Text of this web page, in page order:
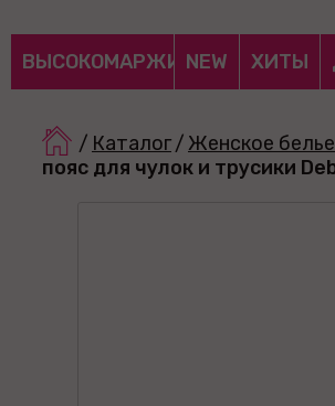
ВЫСОКОМАРЖИНАЛЬНЫЕ
NEW ХИТЫ
/ Каталог/ Женское белье
пояс для чулок и трусики